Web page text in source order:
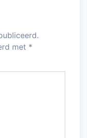
met *